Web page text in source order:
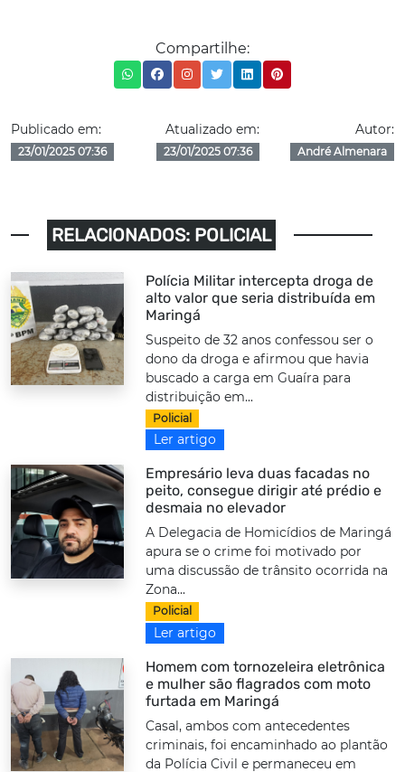
Compartilhe:
Publicado em:
23/01/2025 07:36
Atualizado em:
23/01/2025 07:36
Autor:
André Almenara
RELACIONADOS: POLICIAL
Polícia Militar intercepta droga de
alto valor que seria distribuída em
Maringá
Suspeito de 32 anos confessou ser o
dono da droga e afirmou que havia
buscado a carga em Guaíra para
distribuição em...
Policial
Ler artigo
Empresário leva duas facadas no
peito, consegue dirigir até prédio e
desmaia no elevador
A Delegacia de Homicídios de Maringá
apura se o crime foi motivado por
uma discussão de trânsito ocorrida na
Zona...
Policial
Ler artigo
Homem com tornozeleira eletrônica
e mulher são flagrados com moto
furtada em Maringá
Casal, ambos com antecedentes
criminais, foi encaminhado ao plantão
da Polícia Civil e permaneceu em